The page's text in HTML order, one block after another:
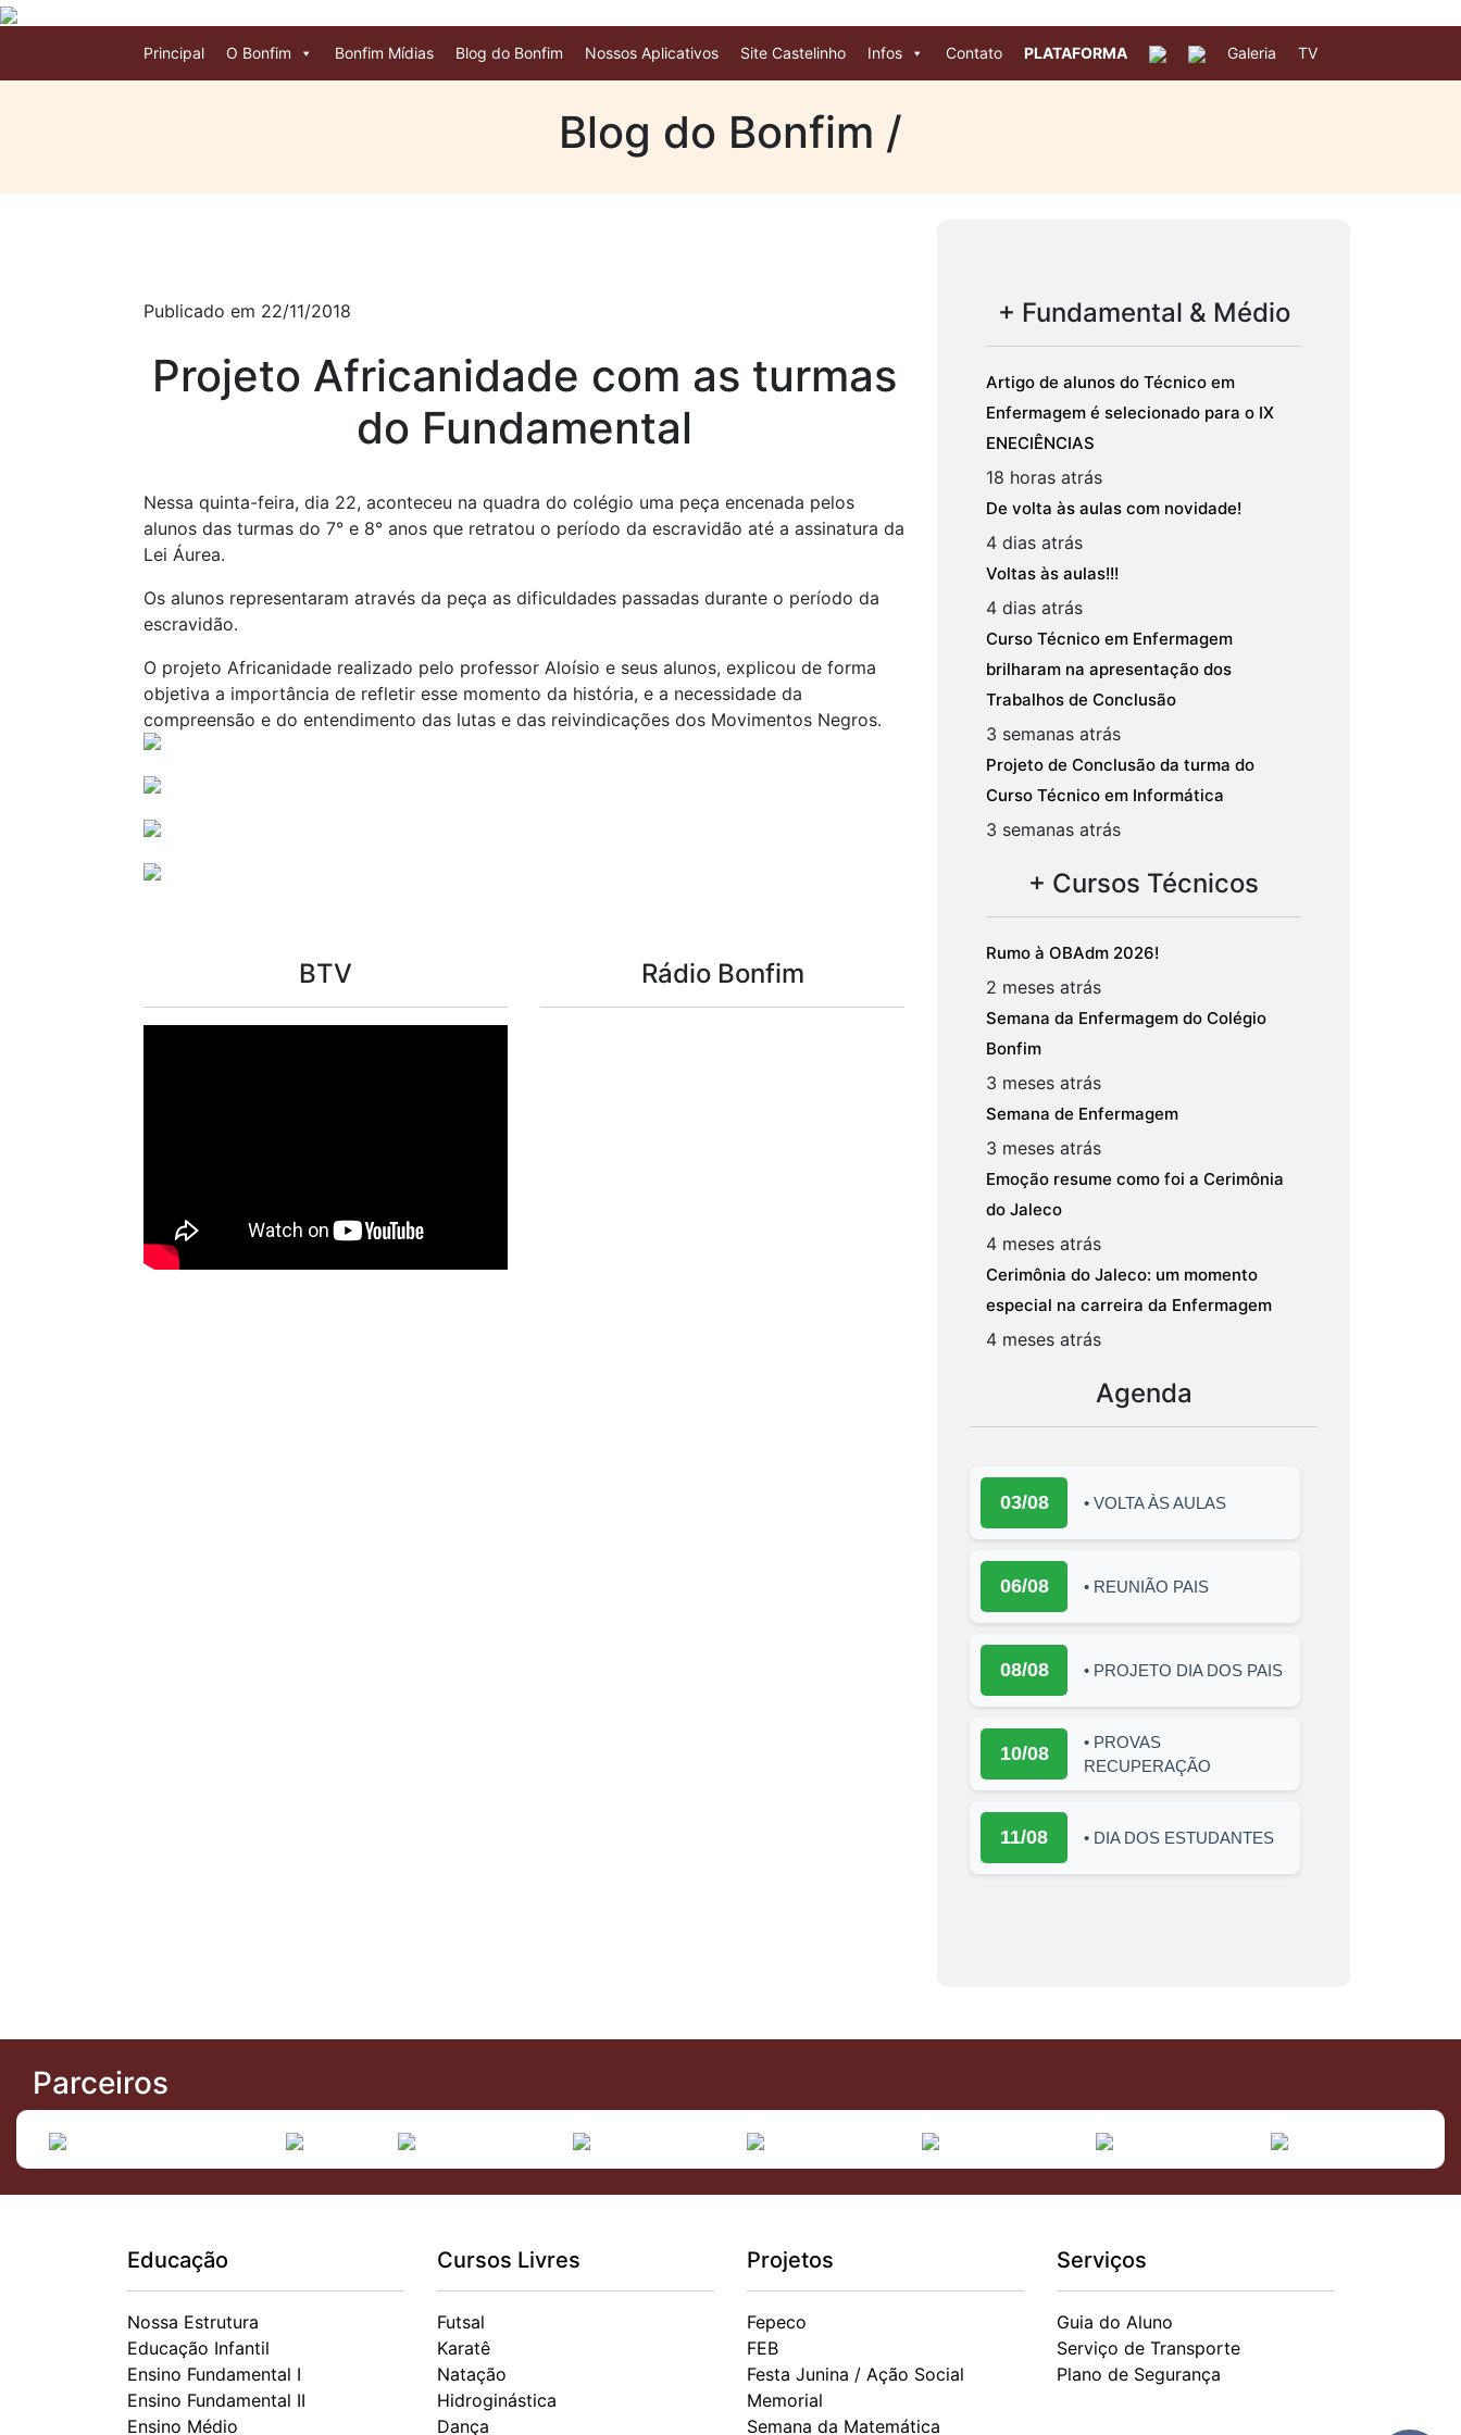
Principal O Bonfim Bonfim Mídias Blog do Bonfim Nossos Aplicativos Site Castelinho Infos Contato PLATAFORMA Galeria TV
Blog do Bonfim /
Publicado em 22/11/2018
Projeto Africanidade com as turmas
do Fundamental
Nessa quinta-feira, dia 22, aconteceu na quadra do colégio uma peça encenada pelos
alunos das turmas do 7° e 8° anos que retratou o período da escravidão até a assinatura da
Lei Áurea.
Os alunos representaram através da peça as dificuldades passadas durante o período da
escravidão.
O projeto Africanidade realizado pelo professor Aloísio e seus alunos, explicou de forma
objetiva a importância de refletir esse momento da história, e a necessidade da
compreensão e do entendimento das lutas e das reivindicações dos Movimentos Negros.
BTV Rádio Bonfim
+ Fundamental & Médio
Artigo de alunos do Técnico em
Enfermagem é selecionado para o IX
ENECIÊNCIAS
18 horas atrás
De volta às aulas com novidade!
4 dias atrás
Voltas às aulas!!!
4 dias atrás
Curso Técnico em Enfermagem
brilharam na apresentação dos
Trabalhos de Conclusão
3 semanas atrás
Projeto de Conclusão da turma do
Curso Técnico em Informática
3 semanas atrás
+ Cursos Técnicos
Rumo à OBAdm 2026!
2 meses atrás
Semana da Enfermagem do Colégio
Bonfim
3 meses atrás
Semana de Enfermagem
3 meses atrás
Emoção resume como foi a Cerimônia
do Jaleco
4 meses atrás
Cerimônia do Jaleco: um momento
especial na carreira da Enfermagem
4 meses atrás
Agenda
03/08 • VOLTA ÀS AULAS
06/08 • REUNIÃO PAIS
08/08 • PROJETO DIA DOS PAIS
10/08
• PROVAS
RECUPERAÇÃO
11/08 • DIA DOS ESTUDANTES
Parceiros
Educação
Nossa Estrutura
Educação Infantil
Ensino Fundamental I
Ensino Fundamental II
Ensino Médio
Cursos Livres
Futsal
Karatê
Natação
Hidroginástica
Dança
Projetos
Fepeco
FEB
Festa Junina / Ação Social
Memorial
Semana da Matemática
Serviços
Guia do Aluno
Serviço de Transporte
Plano de Segurança